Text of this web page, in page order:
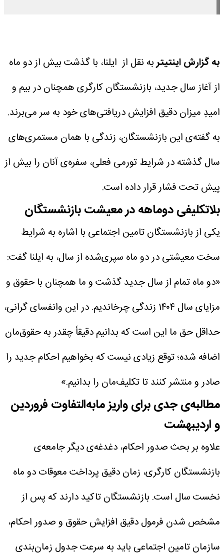
به گزارش اینتیتربه نقل از ایلنا، با گذشت بیش از دو ماه
از آغاز سال جدید، بازنشستگان کارگری همچنان در بیم و
امیدِ میزان دقیق افزایش دریافتی‌های خود به سر می‌برند.
به گفته‌ی این بازنشستگان، زندگی با همان مستمری‌های
سال گذشته در شرایط تورمی فعلی، سفره‌ی آنان را بیش از
پیش تحت فشار قرار داده است.
بلاتکلیفی دوماهه در معیشت بازنشستگان
یکی از بازنشستگان تامین اجتماعی با اشاره به شرایط
سخت معیشتی در دو ماه سپری‌شده از سال، به ایلنا گفت:
«دو ماه تمام از سال جدید گذشت و ما همچنان با حقوق و
مزایای سال ۱۴۰۴ زندگی چرخاندیم. در این وانفسای گرانی،
حداقل حق ما این است که بدانیم دقیقاً چقدر به حقوق‌مان
اضافه شده؛ توقع زیادی نیست که بخواهیم احکام جدید را
صادر و منتشر کنند تا تکلیف‌مان را بدانیم.»
مطالبه‌ی جدی برای واریز مابه‌التفاوت فروردین
و اردیبهشت
علاوه بر بحث صدور احکام، دغدغه‌ی دیگر جامعه‌ی
بازنشستگان کارگری، زمان دقیق پرداخت معوقات دو ماه
نخست سال است. بازنشستگان تاکید دارند که پس از
مشخص شدن فرمول دقیق افزایش حقوق و صدور احکام،
سازمان تامین اجتماعی باید به سرعت جدول زمان‌بندی